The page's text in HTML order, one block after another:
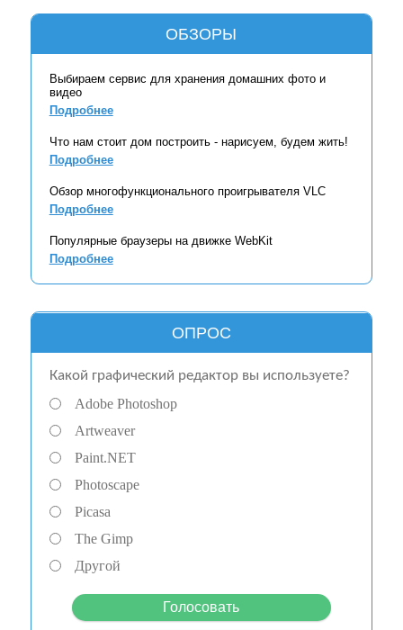
ОБЗОРЫ
Выбираем сервис для хранения домашних фото и
видео
Подробнее
Что нам стоит дом построить - нарисуем, будем жить!
Подробнее
Обзор многофункционального проигрывателя VLC
Подробнее
Популярные браузеры на движке WebKit
Подробнее
ОПРОС
Какой графический редактор вы используете?
Adobe Photoshop
Artweaver
Paint.NET
Photoscape
Picasa
The Gimp
Другой